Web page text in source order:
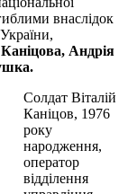
внаслідок
Каніцова, Андрія
Солдат Віталій
Каніцов, 1976
року
народження,
оператор
відділення